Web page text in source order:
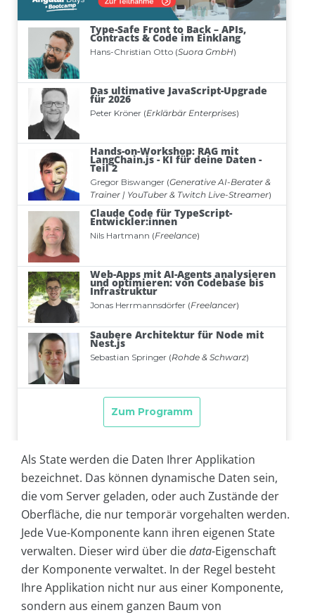
Als State werden die Daten Ihrer Applikation
bezeichnet. Das können dynamische Daten sein,
die vom Server geladen, oder auch Zustände der
Oberfläche, die nur temporär vorgehalten werden.
Jede Vue-Komponente kann ihren eigenen State
verwalten. Dieser wird über diedata-Eigenschaft
der Komponente verwaltet. In der Regel besteht
Ihre Applikation nicht nur aus einer Komponente,
sondern aus einem ganzen Baum von